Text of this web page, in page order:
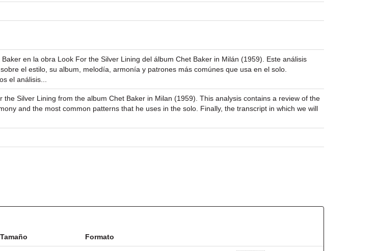
en la obra Look For the Silver Lining del álbum Chet Baker in Milán (1959). Este análisis
el estilo, su album, melodía, armonía y patrones más comúnes que usa en el solo.
el análisis...
Silver Lining from the album Chet Baker in Milan (1959). This analysis contains a review of the
and the most common patterns that he uses in the solo. Finally, the transcript in which we will
Tamaño Formato